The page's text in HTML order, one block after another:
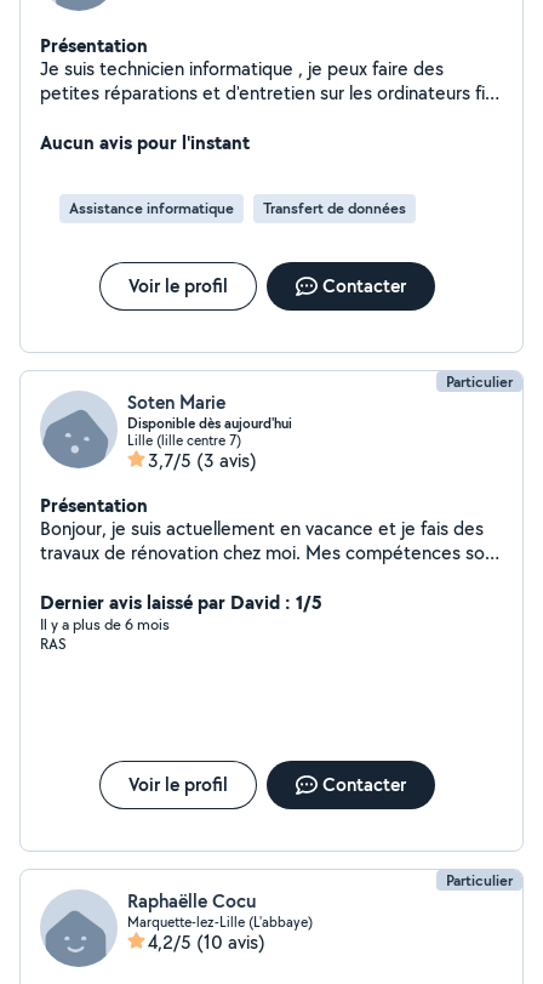
Présentation
Je suis technicien informatique , je peux faire des
petites réparations et d'entretien sur les ordinateurs fixe
suis véhiculé.
Aucun avis pour l'instant
Assistance informatique Transfert de données
Voir le profil Contacter
Particulier
Soten Marie
Disponible dès aujourd'hui
Lille (lille centre 7)
3,7/5 (3 avis)
Présentation
Bonjour, je suis actuellement en vacance et je fais des
travaux de rénovation chez moi. Mes compétences sont
Bâtiment Le Transport Le Gardiennage (des animaux et
au sens large du terme). La Maintenance Industrielle
(soudure (MMA et TIG), mécanique etc..) Je possède
Dernier avis laissé par David : 1/5
Il y a plus de 6 mois
RAS
Voir le profil Contacter
Particulier
Raphaëlle Cocu
Marquette-lez-Lille (L'abbaye)
4,2/5 (10 avis)